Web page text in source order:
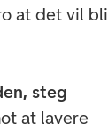
at det vil bli
steg
at lavere